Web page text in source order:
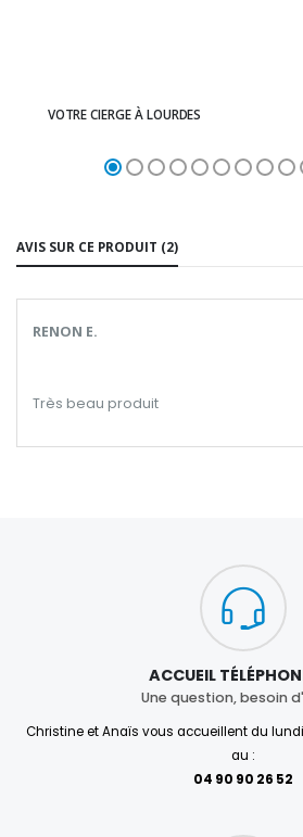
VOTRE CIERGE À LOURDES
AVIS SUR CE PRODUIT (2)
RENON E.
Très beau produit
ACCUEIL
Une question, besoin
Christine et Anaïs vous accueillent du
au :
04 90 90 26 52